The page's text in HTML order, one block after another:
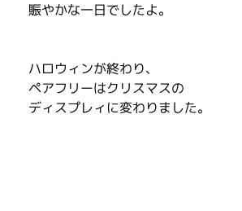
賑やかな一日でしたよ。
ハロウィンが終わり、
ペアフリーはクリスマスの
ディスプレィに変わりました。